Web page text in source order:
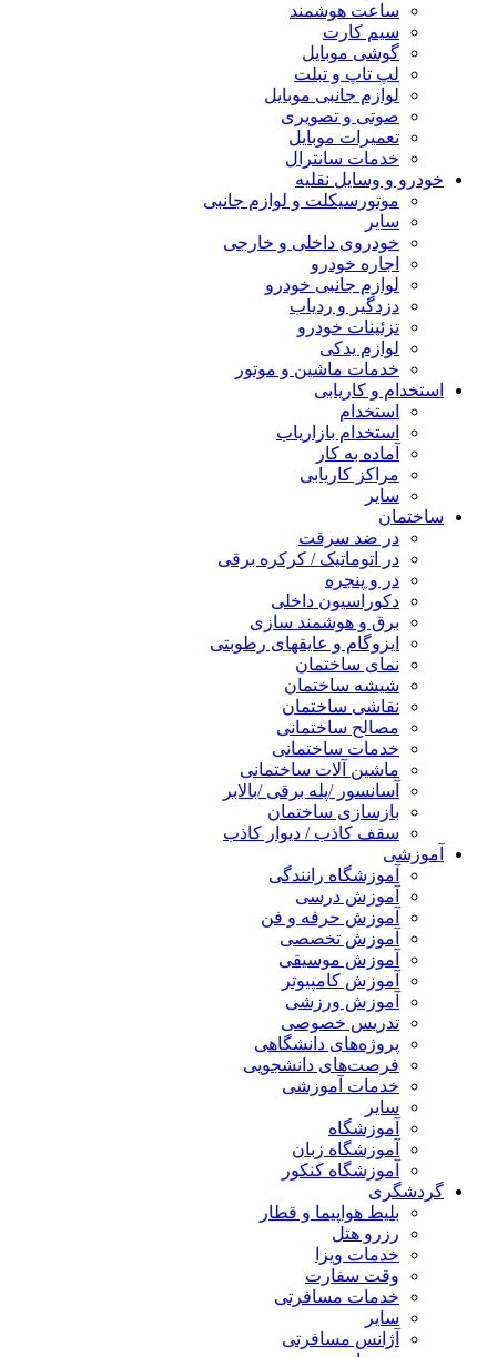
ساعت هوشمند
سیم کارت
گوشی موبایل
لپ تاپ و تبلت
لوازم جانبی موبایل
صوتی و تصویری
تعمیرات موبایل
خدمات سانترال
خودرو و وسایل نقلیه
موتورسیکلت و لوازم جانبی
سایر
خودروی داخلی و خارجی
اجاره خودرو
لوازم جانبی خودرو
دزدگیر و ردیاب
تزئینات خودرو
لوازم یدکی
خدمات ماشین و موتور
استخدام و کاریابی
استخدام
استخدام بازاریاب
آماده به کار
مراکز کاریابی
سایر
ساختمان
در ضد سرقت
در اتوماتیک / کرکره برقی
در و پنجره
دکوراسیون داخلی
برق و هوشمند سازی
ایزوگام و عایقهای رطوبتی
نمای ساختمان
شیشه ساختمان
نقاشی ساختمان
مصالح ساختمانی
خدمات ساختمانی
ماشین آلات ساختمانی
آسانسور /پله برقی /بالابر
بازسازی ساختمان
سقف کاذب / دیوار کاذب
آموزشی
آموزشگاه رانندگی
آموزش درسی
آموزش حرفه و فن
آموزش تخصصی
آموزش موسیقی
آموزش کامپیوتر
آموزش ورزشی
تدریس خصوصی
پروژه‌های دانشگاهی
فرصت‌های دانشجویی
خدمات آموزشی
سایر
آموزشگاه
آموزشگاه زبان
آموزشگاه کنکور
گردشگری
بلیط هواپیما و قطار
رزرو هتل
خدمات ویزا
وقت سفارت
خدمات مسافرتی
سایر
آژانس مسافرتی